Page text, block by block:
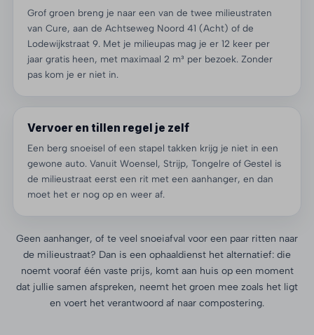
Grof groen breng je naar een van de twee milieustraten
van Cure, aan de Achtseweg Noord 41 (Acht) of de
Lodewijkstraat 9. Met je milieupas mag je er 12 keer per
jaar gratis heen, met maximaal 2 m³ per bezoek. Zonder
pas kom je er niet in.
Vervoer en tillen regel je zelf
Een berg snoeisel of een stapel takken krijg je niet in een
gewone auto. Vanuit Woensel, Strijp, Tongelre of Gestel is
de milieustraat eerst een rit met een aanhanger, en dan
moet het er nog op en weer af.
Geen aanhanger, of te veel snoeiafval voor een paar ritten naar
de milieustraat? Dan is een ophaaldienst het alternatief: die
noemt vooraf één vaste prijs, komt aan huis op een moment
dat jullie samen afspreken, neemt het groen mee zoals het ligt
en voert het verantwoord af naar compostering.